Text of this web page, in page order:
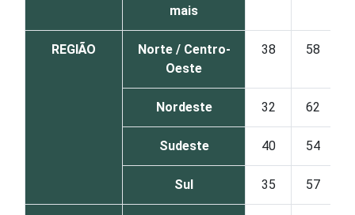
mais
REGIÃO
Norte / Centro-
Oeste
38 58
Nordeste 32 62
Sudeste 40 54
Sul 35 57